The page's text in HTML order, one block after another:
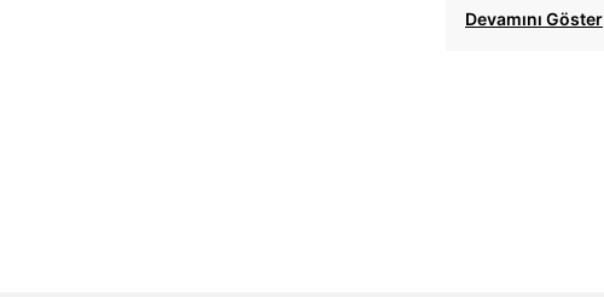
Devamını Göster